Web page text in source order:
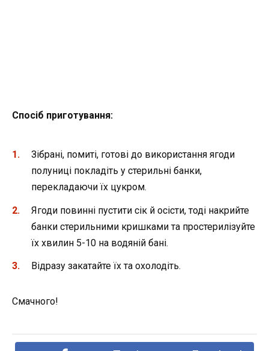
Спосіб приготування:
Зібрані, помиті, готові до використання ягоди
полуниці покладіть у стерильні банки,
перекладаючи їх цукром.
Ягоди повинні пустити сік й осісти, тоді накрийте
банки стерильними кришками та простерилізуйте
їх хвилин 5-10 на водяній бані.
Відразу закатайте їх та охолодіть.
Смачного!